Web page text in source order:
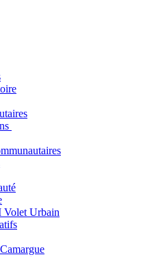
Volet Urbain